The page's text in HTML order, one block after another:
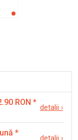
RON *
detalii ›
*